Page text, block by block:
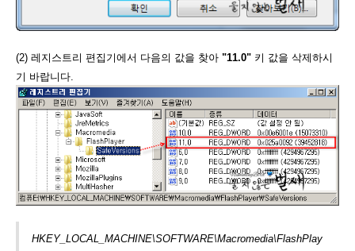
(2) 레지스트리 편집기에서 다음의 값을 찾아 "11.0" 키 값을 삭제하시
기 바랍니다.
HKEY_LOCAL_MACHINE\SOFTWARE\Macromedia\FlashPlay